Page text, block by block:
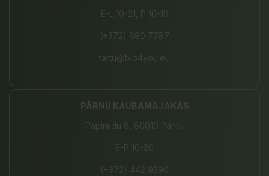
E-L 10-21, P 10-19
(+372) 680 7787
tartu@bio4you.eu
PÄRNU KAUBAMAJAKAS
Papiniidu 8, 80010 Pärnu
E-P 10-20
(+372) 442 9390